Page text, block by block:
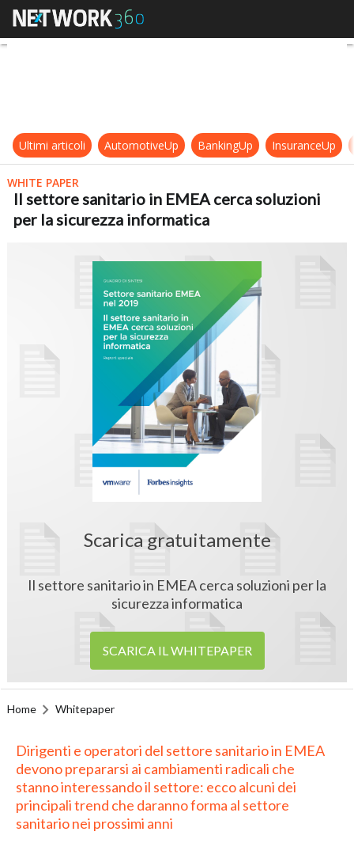
Il settore sanitario in EMEA cerca
Ultimi articoli AutomotiveUp BankingUp InsuranceUp
WHITE PAPER
Il settore sanitario in EMEA cerca soluzioni
per la sicurezza informatica
Scarica gratuitamente
Il settore sanitario in EMEA cerca soluzioni per la
sicurezza informatica
SCARICA IL WHITEPAPER
Home Whitepaper
Dirigenti e operatori del settore sanitario in EMEA
devono prepararsi ai cambiamenti radicali che
stanno interessando il settore: ecco alcuni dei
principali trend che daranno forma al settore
sanitario nei prossimi anni